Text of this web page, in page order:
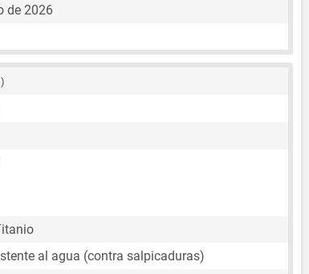
de 2026
al agua (contra salpicaduras)